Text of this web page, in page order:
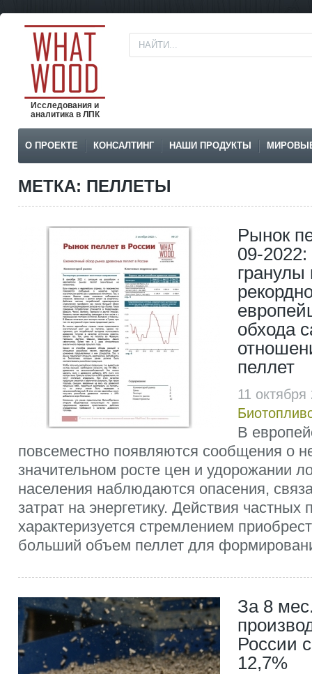
Исследования и
аналитика в ЛПК
О ПРОЕКТЕ КОНСАЛТИНГ НАШИ ПРОДУКТЫ
МЕТКА: ПЕЛЛЕТЫ
Рынок
09-
гранулы
обхода
пеллет
11
В
повсеместно появляются сообщения о
значительном росте цен и удорожании
населения наблюдаются опасения,
затрат на энергетику. Действия частных
характеризуется стремлением
больший объем пеллет для
За 8
России
12,7%